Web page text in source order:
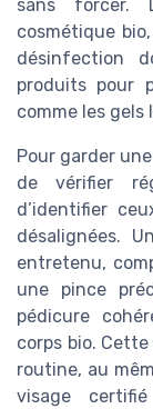
sans forcer.
cosmétique
désinfection
produits pour
comme les gels
Pour garder
de vérifier
d’identifier
désalignées.
entretenu,
une pince
pédicure
corps bio.
routine, au
visage